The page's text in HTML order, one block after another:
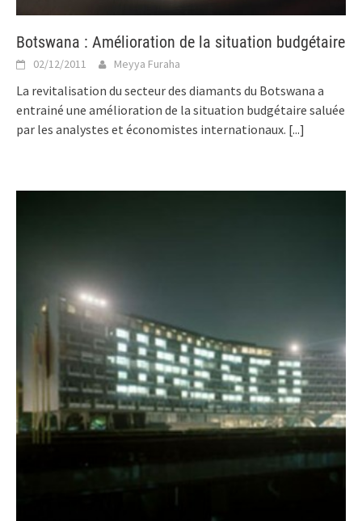
Botswana : Amélioration de la situation budgétaire
02/12/2011 Meyya Furaha
La revitalisation du secteur des diamants du Botswana a
entrainé une amélioration de la situation budgétaire saluée
par les analystes et économistes internationaux. [...]